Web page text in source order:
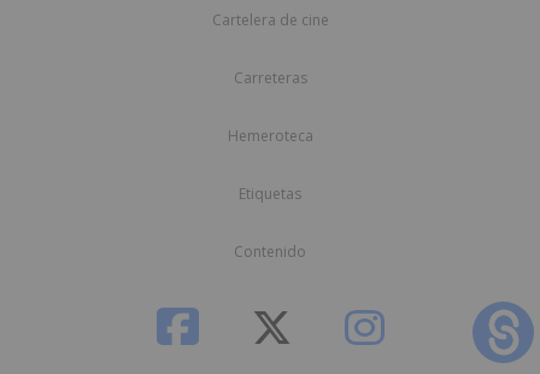
Cartelera de cine
Carreteras
Hemeroteca
Etiquetas
Contenido